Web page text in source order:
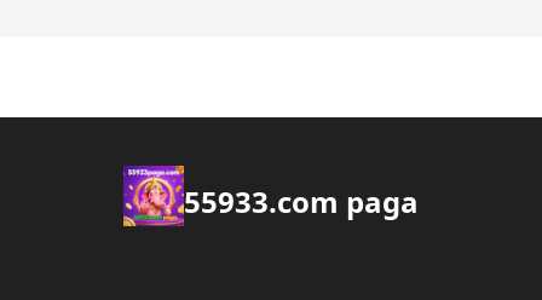
55933.com paga